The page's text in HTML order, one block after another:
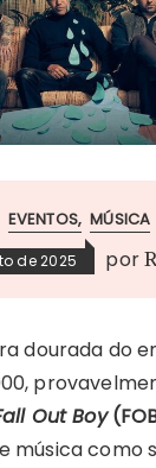
EVENTOS MÚSICA
de 2025 por
dourada do
Out Boy
música como